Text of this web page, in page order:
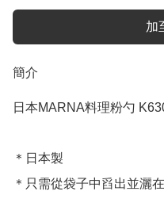
加
簡介
日本MARNA料理粉勺
＊日本製
＊只需從袋子中舀出並灑